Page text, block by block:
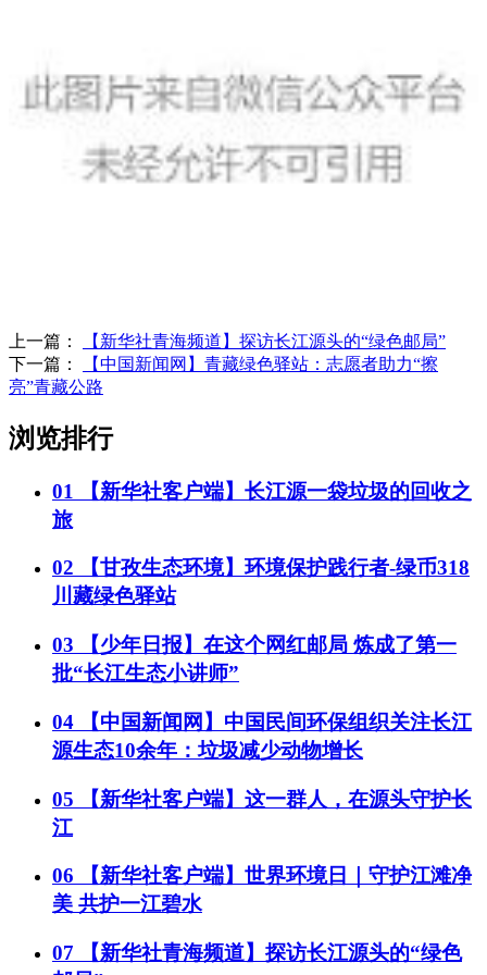
上一篇：
【新华社青海频道】探访长江源头的“绿色邮局”
下一篇：
【中国新闻网】青藏绿色驿站：志愿者助力“擦
亮”青藏公路
浏览排行
01
【新华社客户端】长江源一袋垃圾的回收之
旅
02 【甘孜生态环境】环境保护践行者-绿币318
川藏绿色驿站
03 【少年日报】在这个网红邮局 炼成了第一
批“长江生态小讲师”
04 【中国新闻网】中国民间环保组织关注长江
源生态10余年：垃圾减少动物增长
05 【新华社客户端】这一群人，在源头守护长
江
06 【新华社客户端】世界环境日｜守护江滩净
美 共护一江碧水
07 【新华社青海频道】探访长江源头的“绿色